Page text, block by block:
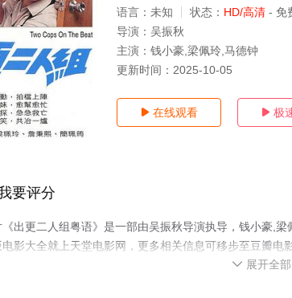
语言： 未知 状态： HD/高清 - 免
导演： 吴振秋
主演： 钱小豪,梁佩玲,马德钟
更新时间： 2025-10-05
 在线观看  极
要评分
出更二人组粤语》是一部由吴振秋导演执导，钱小豪,
影大全就上天堂电影网，更多相关信息可移步至豆瓣电
 展开全部